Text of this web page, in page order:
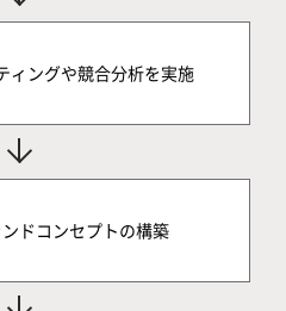
ィングや競合分析を実施
ドコンセプトの構築